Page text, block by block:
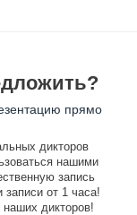
прямо
дикторов
нашими
запись
записи от 1 часа!
дикторов!